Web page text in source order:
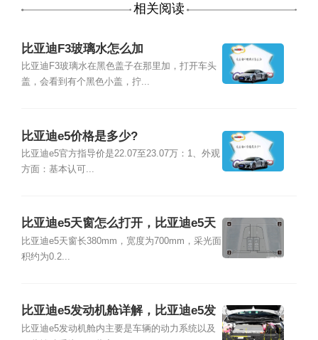
相关阅读
比亚迪F3玻璃水怎么加
比亚迪F3玻璃水在黑色盖子在那里加，打开车头
盖，会看到有个黑色小盖，拧...
比亚迪e5价格是多少?
比亚迪e5官方指导价是22.07至23.07万：1、外观
方面：基本认可...
比亚迪e5天窗怎么打开，比亚迪e5天
窗尺寸
比亚迪e5天窗长380mm，宽度为700mm，采光面
积约为0.2...
比亚迪e5发动机舱详解，比亚迪e5发
动机舱都有什么
比亚迪e5发动机舱内主要是车辆的动力系统以及